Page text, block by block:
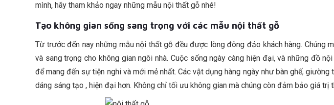
mình, hãy tham khảo ngay những mẫu nội thất gỗ nhé!
Tạo không gian sống sang trọng với các mẫu nội thất gỗ
Từ trước đến nay những mẫu nội thất gỗ đều được lòng đông đảo khách hàng. Chúng
và sang trọng cho không gian ngôi nhà. Cuộc sống ngày càng hiện đại, và những đồ
để mang đến sự tiện nghi và mới mẻ nhất. Các vật dụng hàng ngày như bàn ghế,
dáng sáng tạo , hiện đại hơn. Không chỉ tối ưu không gian mà chúng còn đảm bảo giá trị